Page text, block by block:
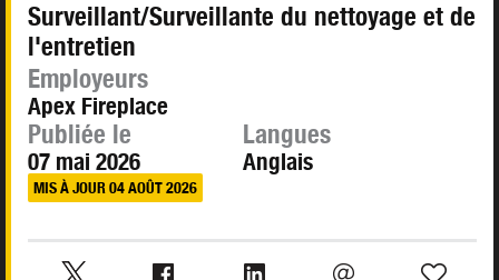
Surveillant/Surveillante du nettoyage et de
l'entretien
Employeurs
Apex Fireplace
Publiée le
07 mai 2026
MIS À JOUR 04 AOÛT 2026
Langues
Anglais